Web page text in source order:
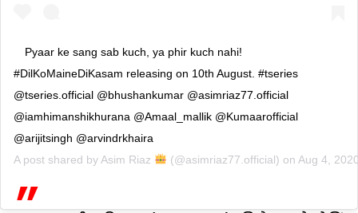
Pyaar ke sang sab kuch, ya phir kuch nahi!
#DilKoMaineDiKasam releasing on 10th August. #tseries
@tseries.official @bhushankumar @asimriaz77.official
@iamhimanshikhurana @Amaal_mallik @Kumaarofficial
@arijitsingh @arvindrkhaira
A post shared by Asim Riaz (@asimriaz77.official) on Aug 4,